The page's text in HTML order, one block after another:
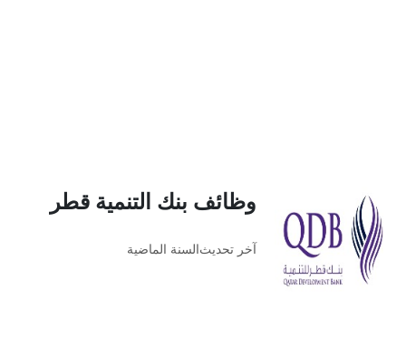
وظائف بنك التنمية قطر
آخر تحديث السنة الماضية